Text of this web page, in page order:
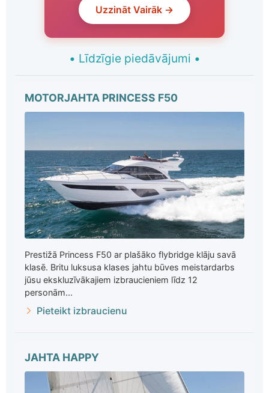
Uzzināt Vairāk →
• Līdzīgie piedāvājumi •
MOTORJAHTA PRINCESS F50
Prestižā Princess F50 ar plašāko flybridge klāju savā
klasē. Britu luksusa klases jahtu būves meistardarbs
jūsu ekskluzīvākajiem izbraucieniem līdz 12
personām...
Pieteikt izbraucienu
JAHTA HAPPY